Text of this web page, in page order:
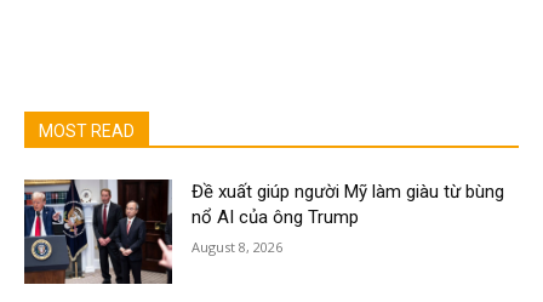
MOST READ
Đề xuất giúp người Mỹ làm giàu từ bùng
nổ AI của ông Trump
August 8, 2026